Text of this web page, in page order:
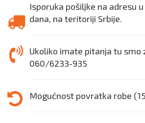
Isporuka pošiljke na adresu
dana, na teritoriji Srbije.
Ukoliko imate pitanja tu smo
060/6233-935
Mogućnost povratka robe